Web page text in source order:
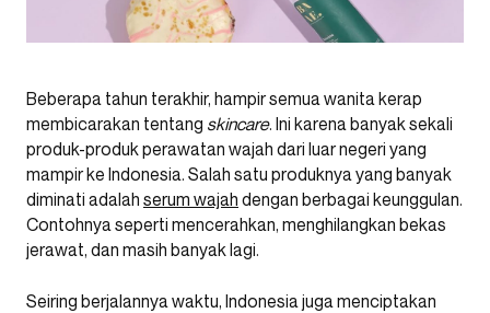
Beberapa tahun terakhir, hampir semua wanita kerap
membicarakan tentang skincare. Ini karena banyak sekali
produk-produk perawatan wajah dari luar negeri yang
mampir ke Indonesia. Salah satu produknya yang banyak
diminati adalah serum wajah dengan berbagai keunggulan.
Contohnya seperti mencerahkan, menghilangkan bekas
jerawat, dan masih banyak lagi.
Seiring berjalannya waktu, Indonesia juga menciptakan